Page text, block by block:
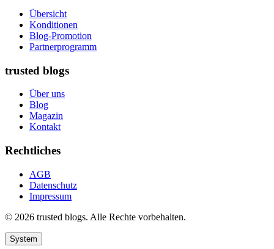
Übersicht
Konditionen
Blog-Promotion
Partnerprogramm
trusted blogs
Über uns
Blog
Magazin
Kontakt
Rechtliches
AGB
Datenschutz
Impressum
© 2026 trusted blogs. Alle Rechte vorbehalten.
System